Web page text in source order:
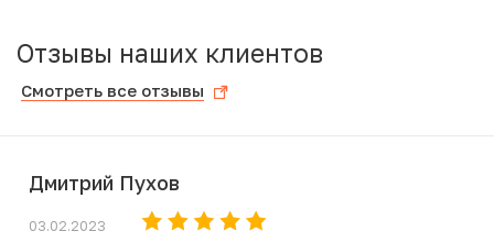
Отзывы наших клиентов
Смотреть все отзывы
Дмитрий Пухов
03.02.2023